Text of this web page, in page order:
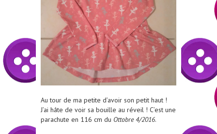
Au tour de ma petite d’avoir son petit haut !
J’ai hâte de voir sa bouille au réveil ! C’est une
parachute en 116 cm du Ottobre 4/2016.